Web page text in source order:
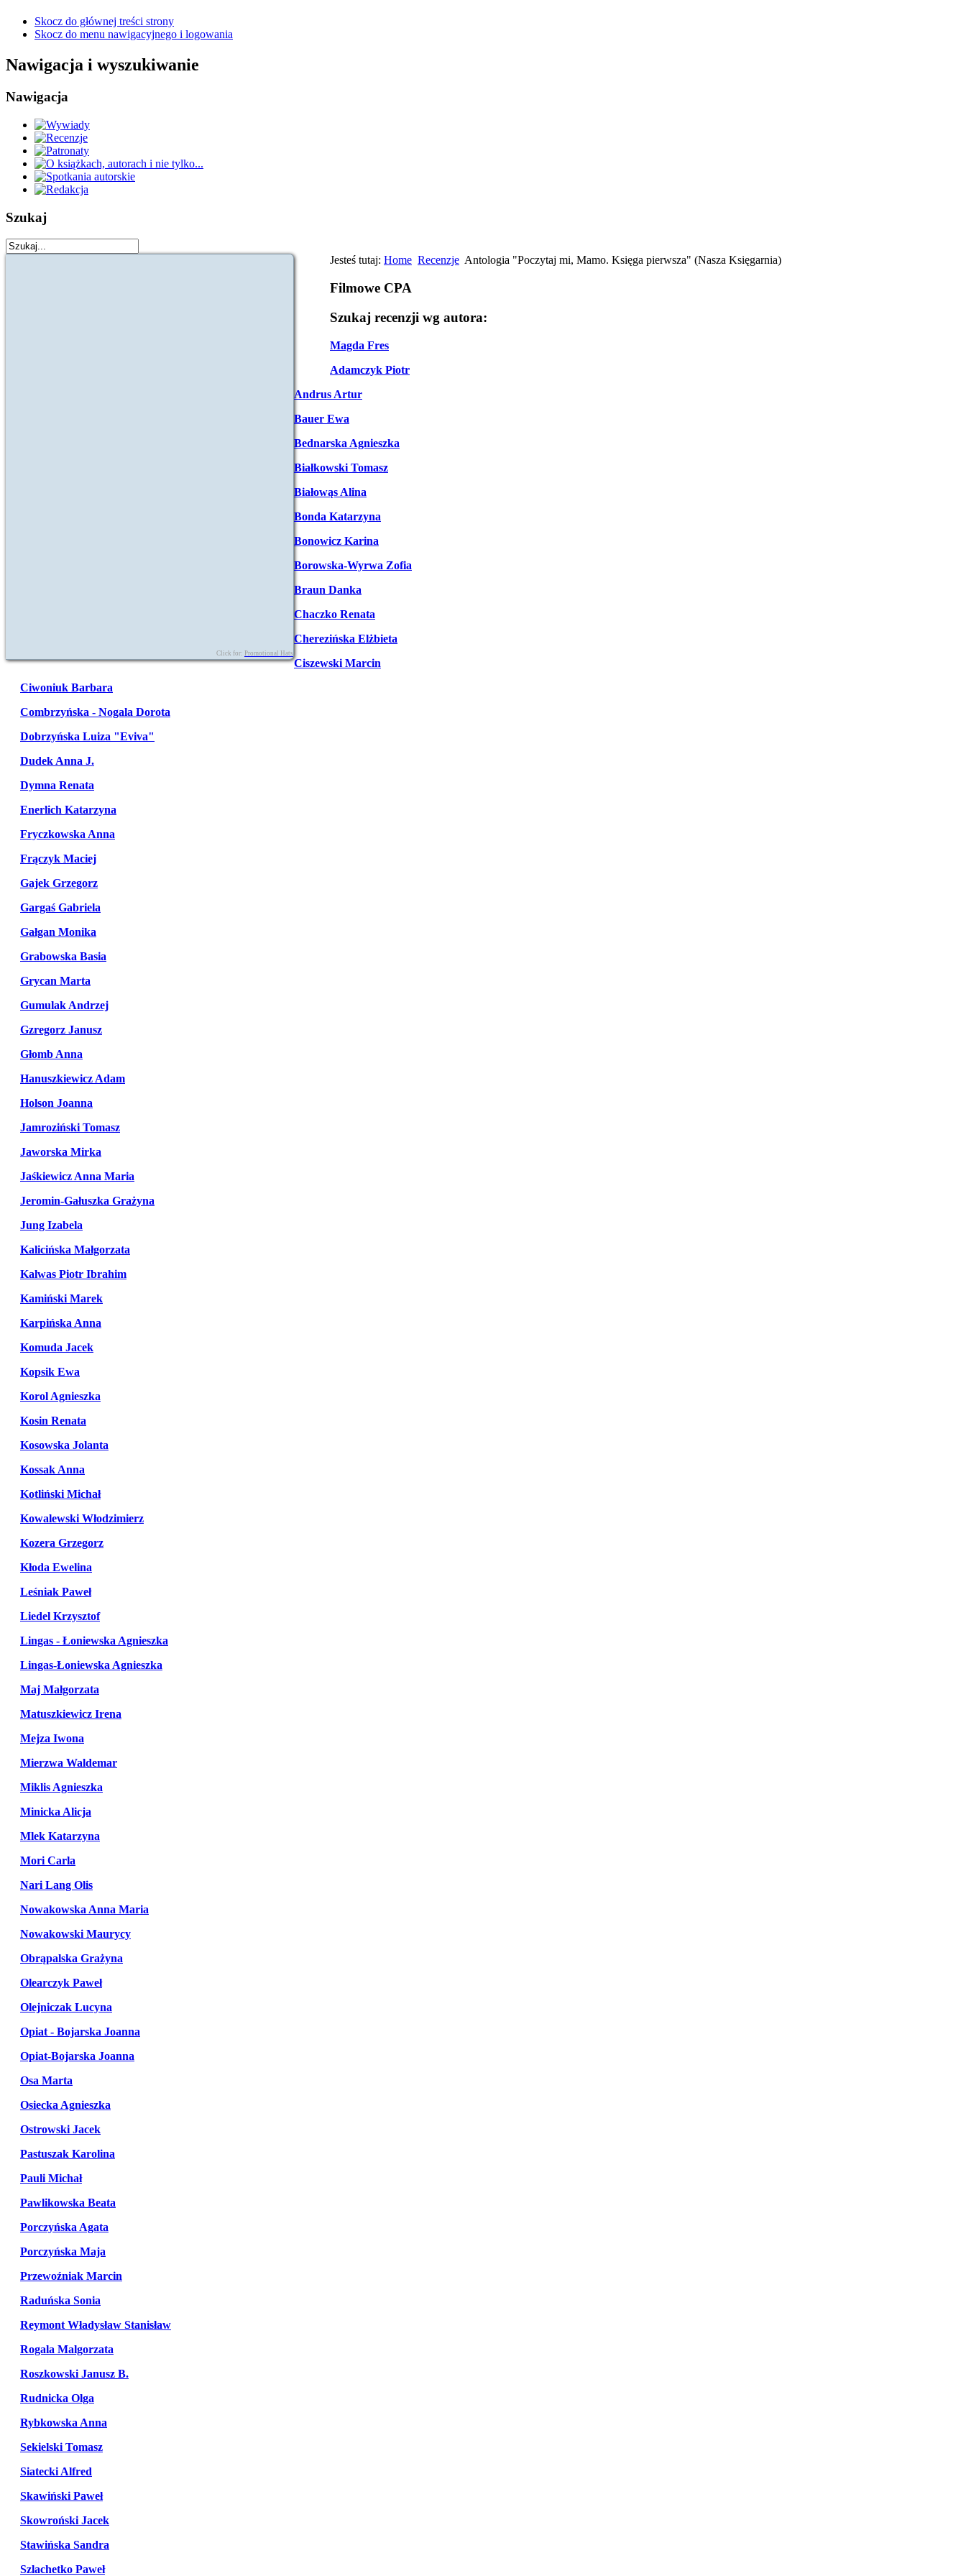
Skocz do głównej treści strony
Skocz do menu nawigacyjnego i logowania
Nawigacja i wyszukiwanie
Nawigacja
Szukaj
Click for: Promotional Hats
Jesteś tutaj: Home Recenzje Antologia "Poczytaj mi, Mamo. Księga pierwsza" (Nasza Księgarnia)
Filmowe CPA
Szukaj recenzji wg autora:
Magda Fres
Adamczyk Piotr
Andrus Artur
Bauer Ewa
Bednarska Agnieszka
Białkowski Tomasz
Białowąs Alina
Bonda Katarzyna
Bonowicz Karina
Borowska-Wyrwa Zofia
Braun Danka
Chaczko Renata
Cherezińska Elżbieta
Ciszewski Marcin
Ciwoniuk Barbara
Combrzyńska - Nogala Dorota
Dobrzyńska Luiza "Eviva"
Dudek Anna J.
Dymna Renata
Enerlich Katarzyna
Fryczkowska Anna
Frączyk Maciej
Gajek Grzegorz
Gargaś Gabriela
Gałgan Monika
Grabowska Basia
Grycan Marta
Gumulak Andrzej
Gzregorz Janusz
Głomb Anna
Hanuszkiewicz Adam
Holson Joanna
Jamroziński Tomasz
Jaworska Mirka
Jaśkiewicz Anna Maria
Jeromin-Gałuszka Grażyna
Jung Izabela
Kalicińska Małgorzata
Kalwas Piotr Ibrahim
Kamiński Marek
Karpińska Anna
Komuda Jacek
Kopsik Ewa
Korol Agnieszka
Kosin Renata
Kosowska Jolanta
Kossak Anna
Kotliński Michał
Kowalewski Włodzimierz
Kozera Grzegorz
Kłoda Ewelina
Leśniak Paweł
Liedel Krzysztof
Lingas - Łoniewska Agnieszka
Lingas-Łoniewska Agnieszka
Maj Małgorzata
Matuszkiewicz Irena
Mejza Iwona
Mierzwa Waldemar
Miklis Agnieszka
Minicka Alicja
Mlek Katarzyna
Mori Carla
Nari Lang Olis
Nowakowska Anna Maria
Nowakowski Maurycy
Obrąpalska Grażyna
Olearczyk Paweł
Olejniczak Lucyna
Opiat - Bojarska Joanna
Opiat-Bojarska Joanna
Osa Marta
Osiecka Agnieszka
Ostrowski Jacek
Pastuszak Karolina
Pauli Michał
Pawlikowska Beata
Porczyńska Agata
Porczyńska Maja
Przewoźniak Marcin
Raduńska Sonia
Reymont Władysław Stanisław
Rogala Malgorzata
Roszkowski Janusz B.
Rudnicka Olga
Rybkowska Anna
Sekielski Tomasz
Siatecki Alfred
Skawiński Paweł
Skowroński Jacek
Stawińska Sandra
Szlachetko Paweł